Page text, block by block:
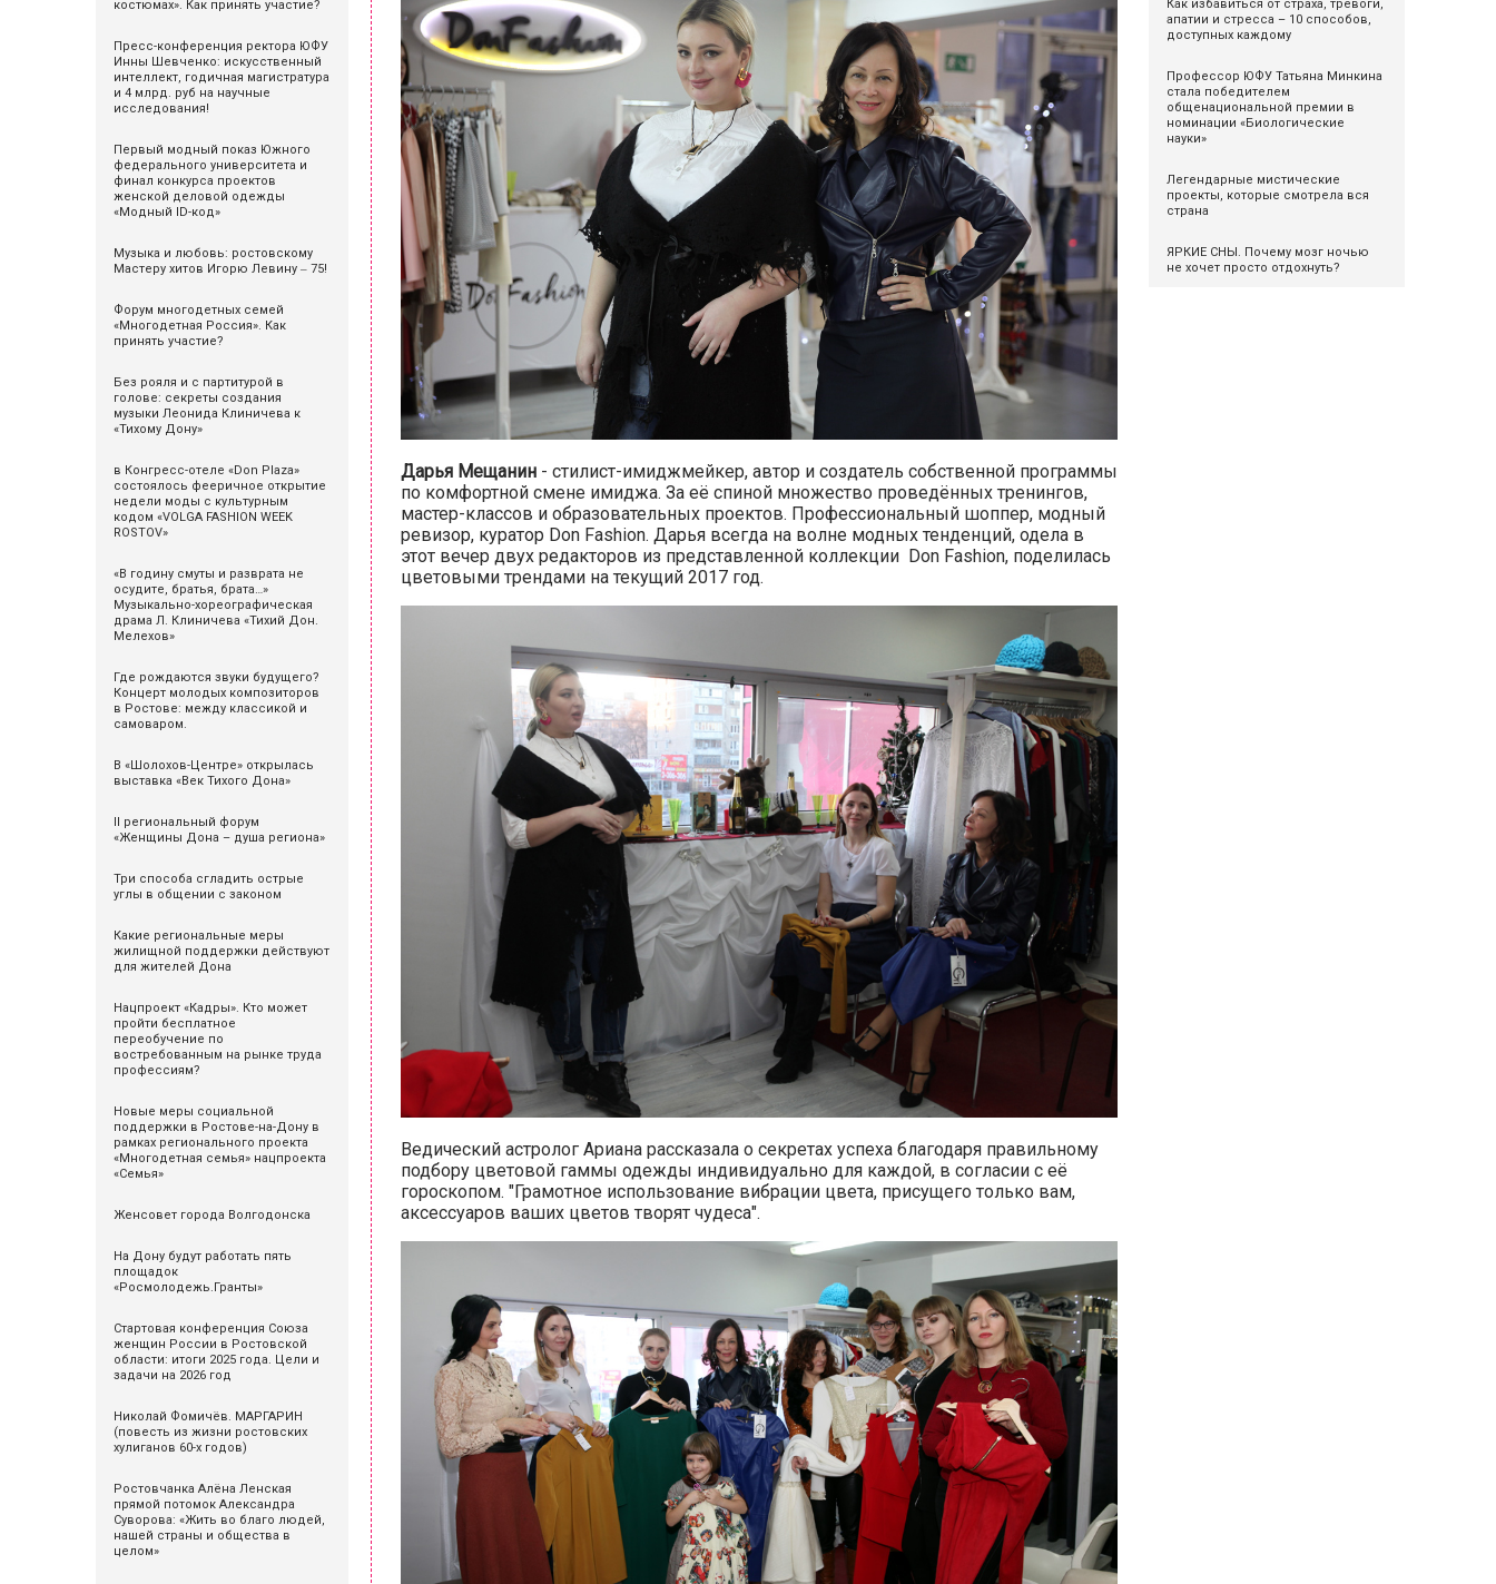
костюмах». Как принять участие?
Пресс-конференция ректора ЮФУ
Инны Шевченко: искусственный
интеллект, годичная магистратура
и 4 млрд. руб на научные
исследования!
Первый модный показ Южного
федерального университета и
финал конкурса проектов
женской деловой одежды
«Модный ID-код»
Музыка и любовь: ростовскому
Мастеру хитов Игорю Левину ‒ 75!
Форум многодетных семей
«Многодетная Россия». Как
принять участие?
Без рояля и с партитурой в
голове: секреты создания
музыки Леонида Клиничева к
«Тихому Дону»
в Конгресс-отеле «Don Plaza»
состоялось фееричное открытие
недели моды с культурным
кодом «VOLGA FASHION WEEK
ROSTOV»
«В годину смуты и разврата не
осудите, братья, брата…»
Музыкально-хореографическая
драма Л. Клиничева «Тихий Дон.
Мелехов»
Где рождаются звуки будущего?
Концерт молодых композиторов
в Ростове: между классикой и
самоваром.
В «Шолохов-Центре» открылась
выставка «Век Тихого Дона»
II региональный форум
«Женщины Дона – душа региона»
Три способа сгладить острые
углы в общении с законом
Какие региональные меры
жилищной поддержки действуют
для жителей Дона
Нацпроект «Кадры». Кто может
пройти бесплатное
переобучение по
востребованным на рынке труда
профессиям?
Новые меры социальной
поддержки в Ростове-на-Дону в
рамках регионального проекта
«Многодетная семья» нацпроекта
«Семья»
Женсовет города Волгодонска
На Дону будут работать пять
площадок
«Росмолодежь.Гранты»
Стартовая конференция Союза
женщин России в Ростовской
области: итоги 2025 года. Цели и
задачи на 2026 год
Николай Фомичёв. МАРГАРИН
(повесть из жизни ростовских
хулиганов 60-х годов)
Ростовчанка Алёна Ленская
прямой потомок Александра
Суворова: «Жить во благо людей,
нашей страны и общества в
целом»
Дарья Мещанин - стилист-имиджмейкер, автор и создатель собственной программы
по комфортной смене имиджа. За её спиной множество проведённых тренингов,
мастер-классов и образовательных проектов. Профессиональный шоппер, модный
ревизор, куратор Don Fashion. Дарья всегда на волне модных тенденций, одела в
этот вечер двух редакторов из представленной коллекции Don Fashion, поделилась
цветовыми трендами на текущий 2017 год.
Ведический астролог Ариана рассказала о секретах успеха благодаря правильному
подбору цветовой гаммы одежды индивидуально для каждой, в согласии с её
гороскопом. "Грамотное использование вибрации цвета, присущего только вам,
аксессуаров ваших цветов творят чудеса".
Как избавиться от страха, тревоги,
апатии и стресса – 10 способов,
доступных каждому
Профессор ЮФУ Татьяна Минкина
стала победителем
общенациональной премии в
номинации «Биологические
науки»
Легендарные мистические
проекты, которые смотрела вся
страна
ЯРКИЕ СНЫ. Почему мозг ночью
не хочет просто отдохнуть?